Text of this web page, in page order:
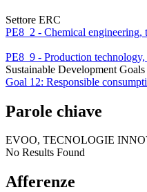
Settore ERC
PE8_2 - Chemical
PE8_9 - Production
Sustainable Development Goals
Goal 12: Responsible
Parole chiave
EVOO, TECNOLOGIE
No Results Found
Afferenze